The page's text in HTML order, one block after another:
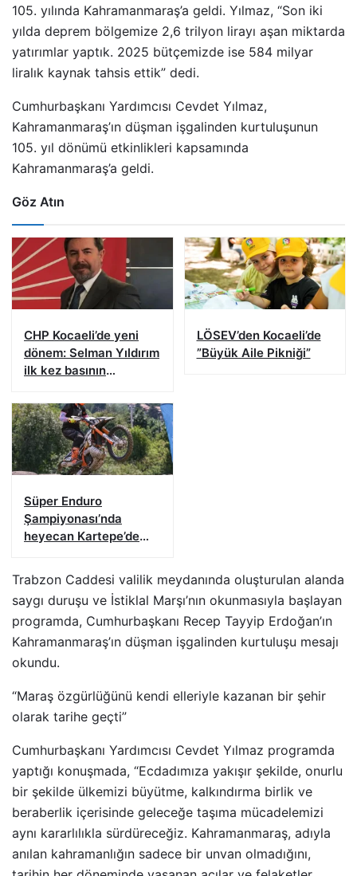
105. yılında Kahramanmaraş’a geldi. Yılmaz, “Son iki
yılda deprem bölgemize 2,6 trilyon lirayı aşan miktarda
yatırımlar yaptık. 2025 bütçemizde ise 584 milyar
liralık kaynak tahsis ettik” dedi.
Cumhurbaşkanı Yardımcısı Cevdet Yılmaz,
Kahramanmaraş’ın düşman işgalinden kurtuluşunun
105. yıl dönümü etkinlikleri kapsamında
Kahramanmaraş’a geldi.
Göz Atın
CHP Kocaeli’de yeni
dönem: Selman Yıldırım
ilk kez basının
LÖSEV’den Kocaeli’de
”Büyük Aile Pikniği”
Süper Enduro
Şampiyonası’nda
heyecan Kartepe’de
Trabzon Caddesi valilik meydanında oluşturulan alanda
saygı duruşu ve İstiklal Marşı’nın okunmasıyla başlayan
programda, Cumhurbaşkanı Recep Tayyip Erdoğan’ın
Kahramanmaraş’ın düşman işgalinden kurtuluşu mesajı
okundu.
“Maraş özgürlüğünü kendi elleriyle kazanan bir şehir
olarak tarihe geçti”
Cumhurbaşkanı Yardımcısı Cevdet Yılmaz programda
yaptığı konuşmada, “Ecdadımıza yakışır şekilde, onurlu
bir şekilde ülkemizi büyütme, kalkındırma birlik ve
beraberlik içerisinde geleceğe taşıma mücadelemizi
aynı kararlılıkla sürdüreceğiz. Kahramanmaraş, adıyla
anılan kahramanlığın sadece bir unvan olmadığını,